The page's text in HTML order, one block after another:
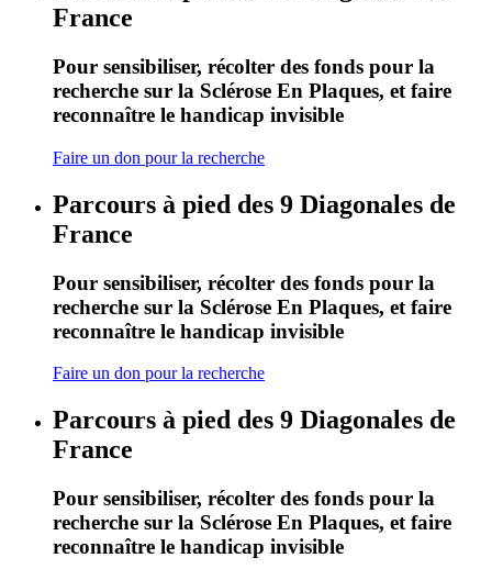
France
Pour sensibiliser, récolter des fonds pour la
recherche sur la Sclérose En Plaques, et faire
reconnaître le handicap invisible
Faire un don pour la recherche
Parcours à pied des 9 Diagonales de
France
Pour sensibiliser, récolter des fonds pour la
recherche sur la Sclérose En Plaques, et faire
reconnaître le handicap invisible
Faire un don pour la recherche
Parcours à pied des 9 Diagonales de
France
Pour sensibiliser, récolter des fonds pour la
recherche sur la Sclérose En Plaques, et faire
reconnaître le handicap invisible